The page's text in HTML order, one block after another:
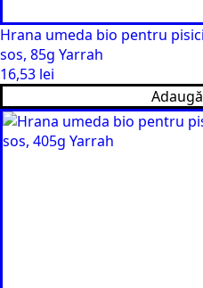
Hrana umeda bio pentru
sos, 85g Yarrah
16,53 lei